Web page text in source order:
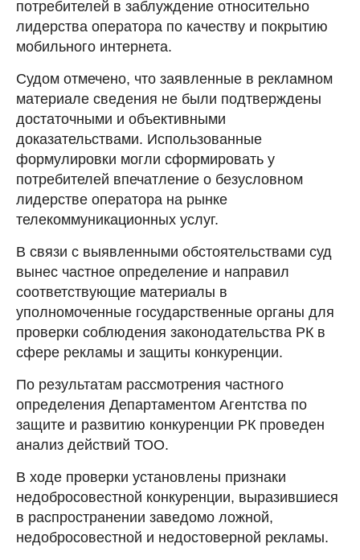
потребителей в заблуждение относительно
лидерства оператора по качеству и покрытию
мобильного интернета.
Судом отмечено, что заявленные в рекламном
материале сведения не были подтверждены
достаточными и объективными
доказательствами. Использованные
формулировки могли сформировать у
потребителей впечатление о безусловном
лидерстве оператора на рынке
телекоммуникационных услуг.
В связи с выявленными обстоятельствами суд
вынес частное определение и направил
соответствующие материалы в
уполномоченные государственные органы для
проверки соблюдения законодательства РК в
сфере рекламы и защиты конкуренции.
По результатам рассмотрения частного
определения Департаментом Агентства по
защите и развитию конкуренции РК проведен
анализ действий ТОО.
В ходе проверки установлены признаки
недобросовестной конкуренции, выразившиеся
в распространении заведомо ложной,
недобросовестной и недостоверной рекламы.